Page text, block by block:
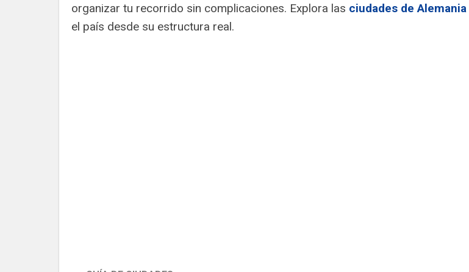
organizar tu recorrido sin complicaciones. Explora las ciudades de Alemania
el país desde su estructura real.